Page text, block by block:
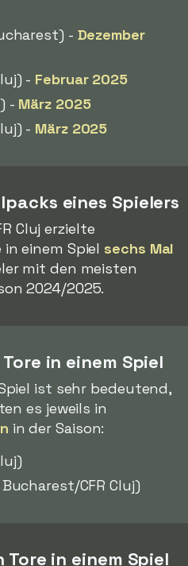
- Dezember
- Februar 2025
- März 2025
- März 2025
eines Spielers
Cluj erzielte
in einem Spielsechs Mal
mit den meisten
2024/2025.
in einem Spiel
ist sehr bedeutend,
es jeweils in
in der Saison:
CFR Cluj)
in einem Spiel